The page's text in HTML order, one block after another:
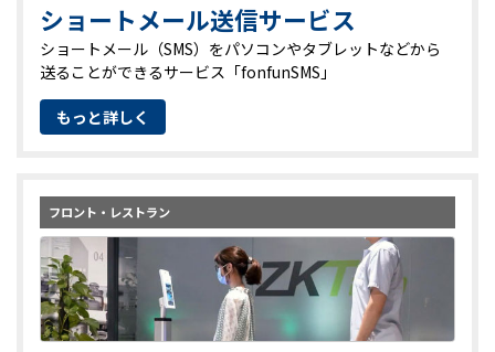
ショートメール送信サービス
ショートメール（SMS）をパソコンやタブレットなどから
送ることができるサービス「fonfunSMS」
もっと詳しく
フロント・レストラン